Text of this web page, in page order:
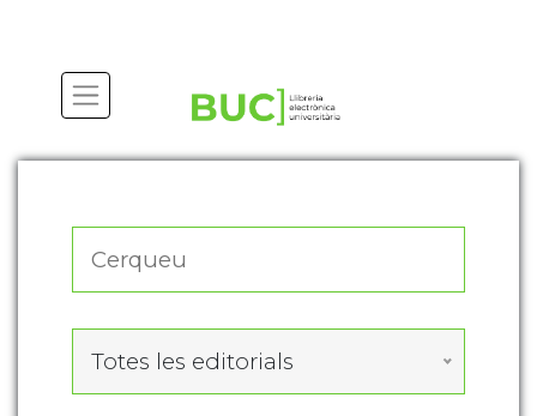
Totes les editorials